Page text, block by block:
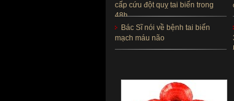
cấp cứu đột quỵ tai biến trong
48h
Bác Sĩ nói về bệnh tai biến
mạch máu não